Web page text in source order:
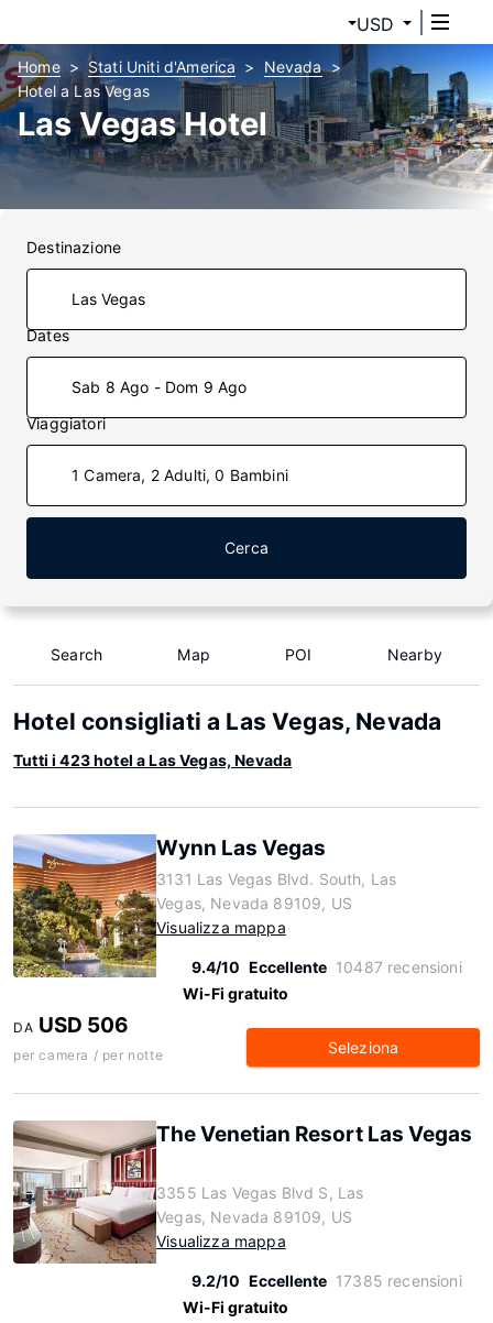
USD
Home Stati Uniti d'America
Nevada
Hotel a Las Vegas
Las Vegas Hotel
Destinazione
Dates
Sab 8 Ago - Dom 9 Ago
Viaggiatori
1 Camera, 2 Adulti, 0 Bambini
Cerca
Search Map POI Nearby
Hotel consigliati a Las Vegas, Nevada
Tutti i 423 hotel a Las Vegas, Nevada
Wynn Las Vegas
3131 Las Vegas Blvd. South, Las
Vegas, Nevada 89109, US
Visualizza mappa
9.4/10 Eccellente 10487 recensioni
Wi-Fi gratuito
DA USD 506
per camera / per notte Seleziona
The Venetian Resort Las Vegas
3355 Las Vegas Blvd S, Las
Vegas, Nevada 89109, US
Visualizza mappa
9.2/10 Eccellente 17385 recensioni
Wi-Fi gratuito